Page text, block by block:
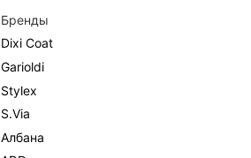
Бренды
Dixi Coat
Garioldi
Stylex
S.Via
Албана